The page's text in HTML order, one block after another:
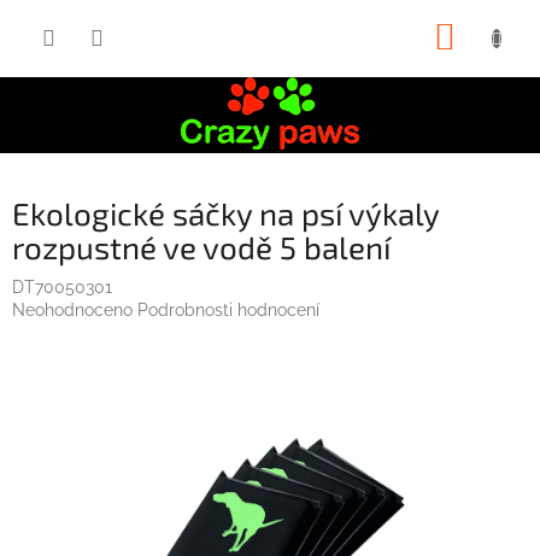
Ekologické sáčky na psí výkaly
rozpustné ve vodě 5 balení
DT70050301
Průměrné
Neohodnoceno Podrobnosti hodnocení